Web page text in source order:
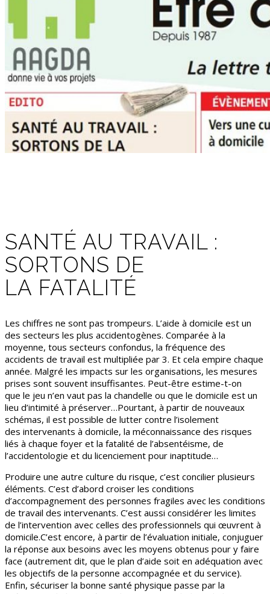
SANTÉ AU TRAVAIL :
SORTONS DE
LA FATALITÉ
Les chiffres ne sont pas trompeurs. L’aide à domicile est un
des secteurs les plus accidentogènes. Comparée à la
moyenne, tous secteurs confondus, la fréquence des
accidents de travail est multipliée par 3. Et cela empire chaque
année. Malgré les impacts sur les organisations, les mesures
prises sont souvent insuffisantes. Peut-être estime-t-on
que le jeu n’en vaut pas la chandelle ou que le domicile est un
lieu d’intimité à préserver…Pourtant, à partir de nouveaux
schémas, il est possible de lutter contre l’isolement
des intervenants à domicile, la méconnaissance des risques
liés à chaque foyer et la fatalité de l’absentéisme, de
l’accidentologie et du licenciement pour inaptitude…
Produire une autre culture du risque, c’est concilier plusieurs
éléments. C’est d’abord croiser les conditions
d’accompagnement des personnes fragiles avec les conditions
de travail des intervenants. C’est aussi considérer les limites
de l’intervention avec celles des professionnels qui œuvrent à
domicile.C’est encore, à partir de l’évaluation initiale, conjuguer
la réponse aux besoins avec les moyens obtenus pour y faire
face (autrement dit, que le plan d’aide soit en adéquation avec
les objectifs de la personne accompagnée et du service).
Enfin, sécuriser la bonne santé physique passe par la